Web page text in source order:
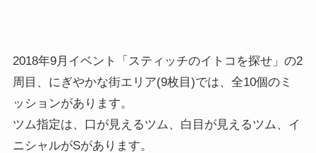
2018年9月イベント「スティッチのイトコを探せ」の2
周目、にぎやかな街エリア(9枚目)では、全10個のミ
ッションがあります。
ツム指定は、口が見えるツム、白目が見えるツム、イ
ニシャルがSがあります。